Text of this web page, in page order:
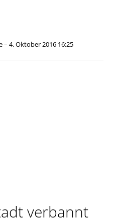
– 4. Oktober 2016 16:25
verbannt